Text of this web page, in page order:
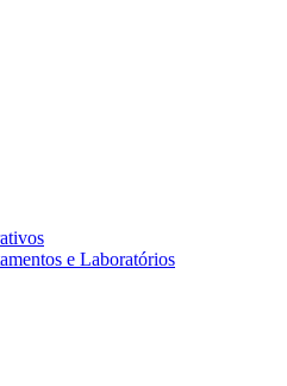
e Laboratórios